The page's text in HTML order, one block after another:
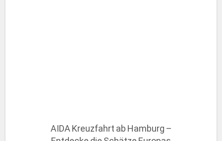
AIDA Kreuzfahrt ab Hamburg –